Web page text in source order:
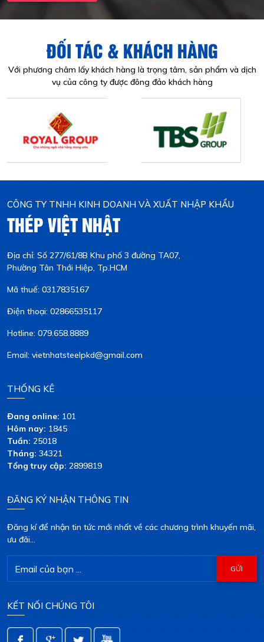
ĐỐI TÁC & KHÁCH HÀNG
Với phương châm lấy khách hàng là trọng tâm, sản phẩm và dịch
vụ của công ty được đông đảo khách hàng
CÔNG TY TNHH KINH DOANH VÀ XUẤT NHẬP KHẨU
THÉP VIỆT NHẬT
Địa chỉ: Số 277/61/8B Khu phố 3 đường TA07,
Phường Tân Thới Hiệp, Tp.HCM
Mã thuế: 0317835167
Điện thoại: 02866535117
Hotline: 079.658.8889
Email: vietnhatsteelpkd@gmail.com
THỐNG KÊ
Đang online:101
Hôm nay:1845
Tuần:25018
Tháng:34321
Tổng truy cập:2899819
ĐĂNG KÝ NHẬN THÔNG TIN
Đăng kí để nhận tin tức mới nhất về các chương trình khuyến mãi,
ưu đãi...
KẾT NỐI CHÚNG TÔI